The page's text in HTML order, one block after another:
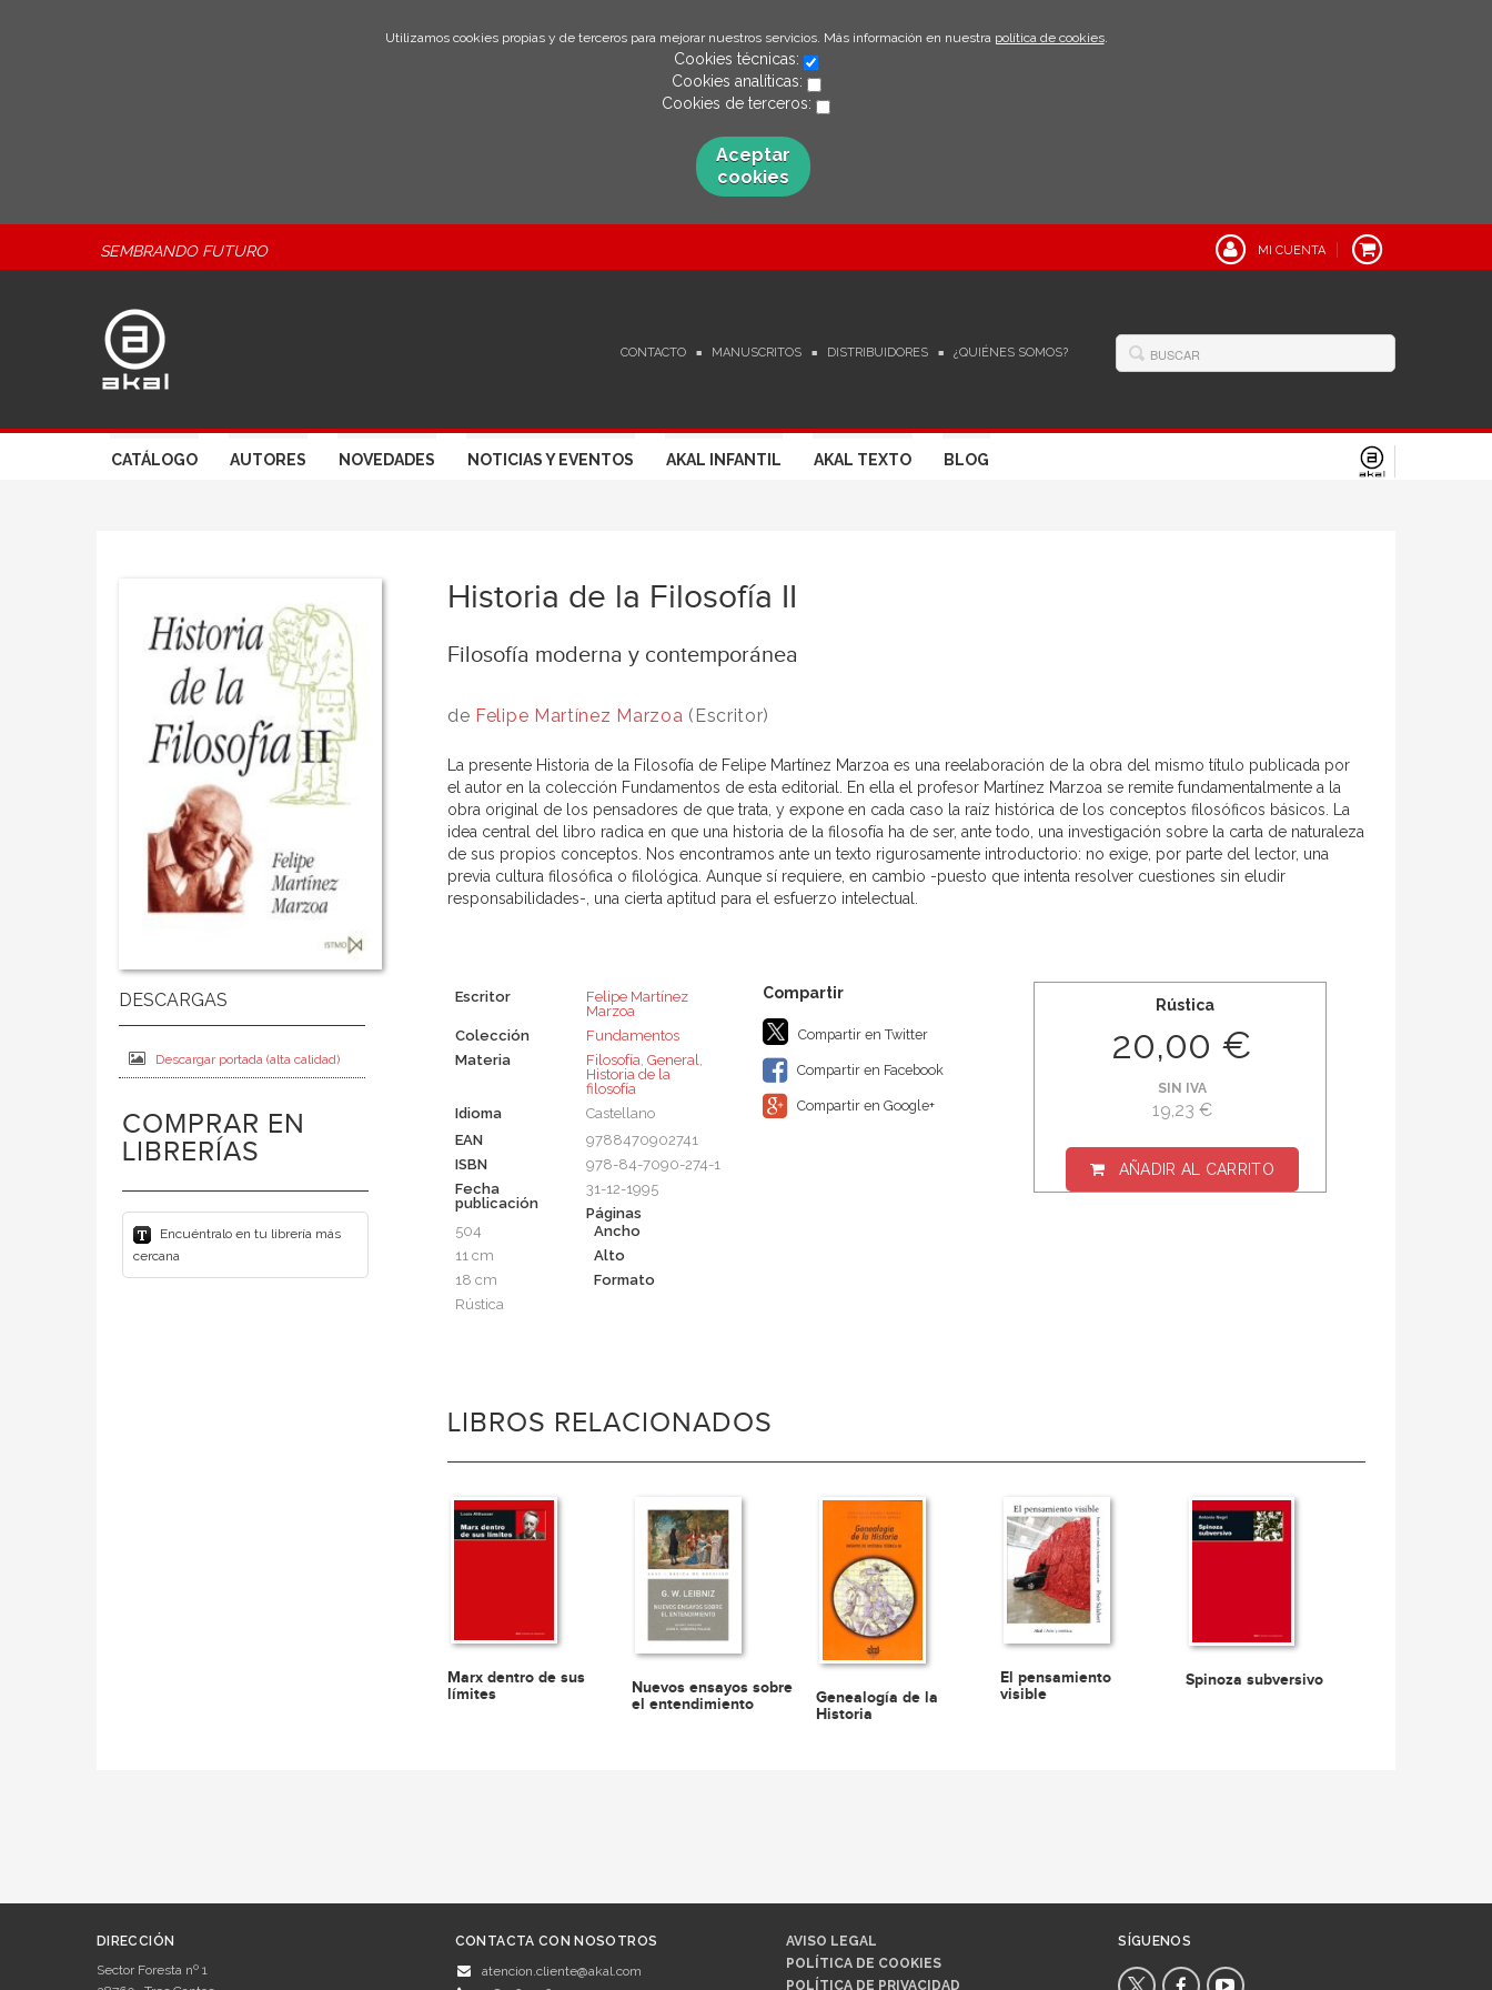
Utilizamos cookies propias y de terceros para mejorar nuestros servicios. Más información en nuestra política de cookies.
Cookies técnicas:
Cookies analíticas:
Cookies de terceros:
Aceptar
cookies
SEMBRANDO FUTURO MI CUENTA
CONTACTO MANUSCRITOS DISTRIBUIDORES ¿QUIÉNES SOMOS?
CATÁLOGO AUTORES NOVEDADES NOTICIAS Y EVENTOS AKAL INFANTIL AKAL TEXTO BLOG
Descargar portada (alta calidad)
COMPRAR EN
LIBRERÍAS
Encuéntralo en tu librería más
cercana
Historia de la Filosofía II
Filosofía moderna y contemporánea
de Felipe Martínez Marzoa (Escritor)
La presente Historia de la Filosofía de Felipe Martínez Marzoa es una reelaboración de la obra del mismo título publicada por
el autor en la colección Fundamentos de esta editorial. En ella el profesor Martínez Marzoa se remite fundamentalmente a la
obra original de los pensadores de que trata, y expone en cada caso la raíz histórica de los conceptos filosóficos básicos. La
idea central del libro radica en que una historia de la filosofía ha de ser, ante todo, una investigación sobre la carta de naturaleza
de sus propios conceptos. Nos encontramos ante un texto rigurosamente introductorio: no exige, por parte del lector, una
previa cultura filosófica o filológica. Aunque sí requiere, en cambio -puesto que intenta resolver cuestiones sin eludir
responsabilidades-, una cierta aptitud para el esfuerzo intelectual.
Escritor
Felipe Martínez
Marzoa
Colección
Fundamentos
Materia
Filosofía, General,
Historia de la
filosofía
Idioma
Castellano
EAN
9788470902741
ISBN
978-84-7090-274-1
Fecha
publicación
31-12-1995
Páginas
504
Ancho
11 cm
Alto
18 cm
Formato
Rústica
Compartir en Twitter
Compartir en Facebook
Compartir en Google+
Rústica
20,00 €
SIN IVA
19,23 €
AÑADIR AL CARRITO
LIBROS RELACIONADOS
Marx dentro de sus
límites
Nuevos ensayos sobre
el entendimiento
Genealogía de la
Historia
El pensamiento
visible
Spinoza subversivo
DIRECCIÓN
Sector Foresta nº 1
CONTACTA CON NOSOTROS
atencion.cliente@akal.com
AVISO LEGAL
POLÍTICA DE COOKIES
POLÍTICA DE PRIVACIDAD
SÍGUENOS